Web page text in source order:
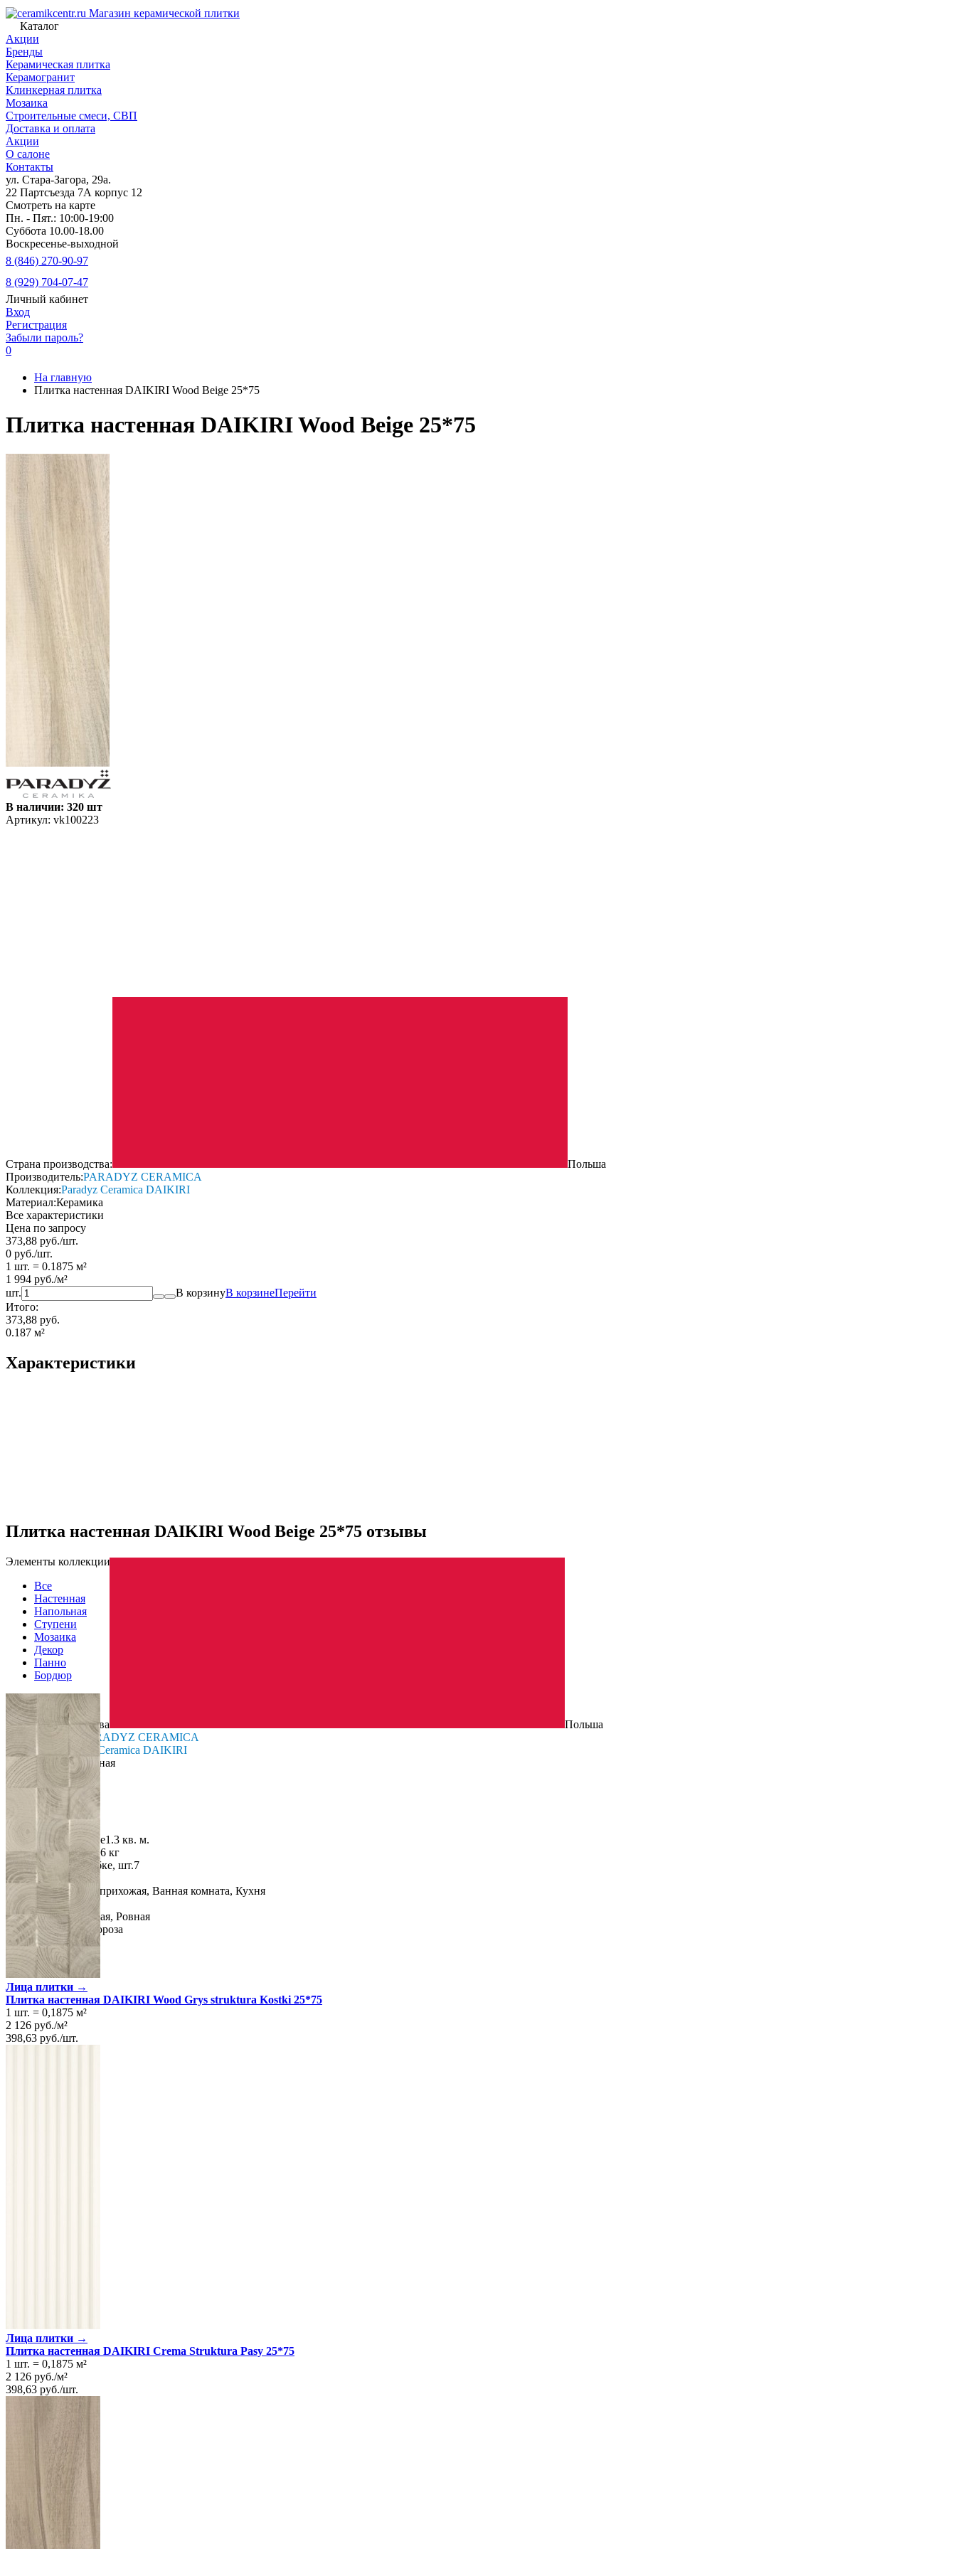
Магазин керамической плитки
Каталог
Акции
Бренды
Керамическая плитка
Керамогранит
Клинкерная плитка
Мозаика
Строительные смеси, СВП
Доставка и оплата
Акции
О салоне
Контакты
ул. Стара-Загора, 29а.
22 Партсъезда 7А корпус 12
Смотреть на карте
Пн. - Пят.: 10:00-19:00
Суббота 10.00-18.00
Воскресенье-выходной
8 (846) 270-90-97
8 (929) 704-07-47
Личный кабинет
Вход
Регистрация
Забыли пароль?
0
На главную
Плитка настенная DAIKIRI Wood Beige 25*75
Плитка настенная DAIKIRI Wood Beige 25*75
В наличии: 320 шт
Артикул: vk100223
Страна производства:
Польша
Производитель:PARADYZ CERAMICA
Коллекция:Paradyz Ceramica DAIKIRI
Материал:Керамика
Все характеристики
Цена по запросу
373,88 руб./шт.
0 руб./шт.
1 шт. = 0.1875 м²
1 994 руб./м²
шт.
В корзинуВ корзинеПерейти
Итого:
373,88 руб.
0.187 м²
Характеристики
Страна производства
Польша
Производитель PARADYZ CERAMICA
Коллекция
Paradyz Ceramica DAIKIRI
Тип плитки
Настенная
Размеры
Размеры25х75 см
Толщина9 мм
25 см
Длина
75 см
Площадь в упаковке1.3 кв. м.
Вес 1 упаковки 21.06 кг
Количество в коробке, шт.7
Свойства
НазначениеХолл и прихожая, Ванная комната, Кухня
Материал Керамика
ПоверхностьМатовая, Ровная
ТехнологияМонопороза
Ректификация Да
Цвет Бежевый
Плитка настенная DAIKIRI Wood Beige 25*75 отзывы
Элементы коллекции
Все
Настенная
Напольная
Ступени
Мозаика
Декор
Панно
Бордюр
Лица плитки →
Плитка настенная DAIKIRI Wood Grys struktura Kostki 25*75
1 шт. = 0,1875 м²
2 126 руб./м²
398,63 руб./шт.
Лица плитки →
Плитка настенная DAIKIRI Crema Struktura Pasy 25*75
1 шт. = 0,1875 м²
2 126 руб./м²
398,63 руб./шт.